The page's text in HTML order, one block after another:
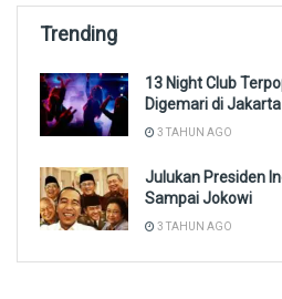
Trending
13 Night Club
Digemari di Jakarta
3 TAHUN AGO
Julukan Presiden
Sampai Jokowi
3 TAHUN AGO